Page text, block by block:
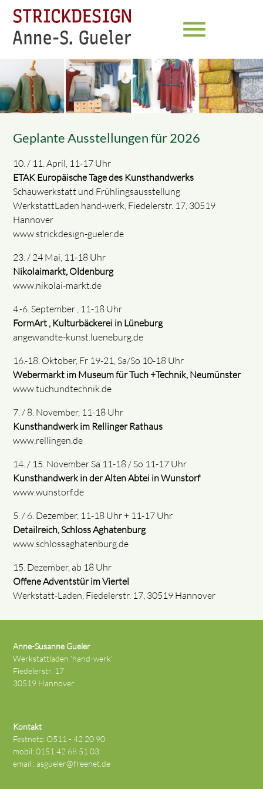
menu
Geplante Ausstellungen für 2026
10. / 11. April, 11-17 Uhr
ETAK Europäische Tage des Kunsthandwerks
Schauwerkstatt und Frühlingsausstellung
WerkstattLaden hand-werk, Fiedelerstr. 17, 30519
Hannover
www.strickdesign-gueler.de
23. / 24 Mai, 11-18 Uhr
Nikolaimarkt, Oldenburg
www.nikolai-markt.de
4.-6. September , 11-18 Uhr
FormArt , Kulturbäckerei in Lüneburg
angewandte-kunst.lueneburg.de
16.-18. Oktober, Fr 19-21, Sa/So 10-18 Uhr
Webermarkt im Museum für Tuch +Technik, Neumünster
www.tuchundtechnik.de
7. / 8. November, 11-18 Uhr
Kunsthandwerk im Rellinger Rathaus
www.rellingen.de
14. / 15. November Sa 11-18 / So 11-17 Uhr
Kunsthandwerk in der Alten Abtei in Wunstorf
www.wunstorf.de
5. / 6. Dezember, 11-18 Uhr + 11-17 Uhr
Detailreich, Schloss Aghatenburg
www.schlossaghatenburg.de
15. Dezember, ab 18 Uhr
Offene Adventstür im Viertel
Werkstatt-Laden, Fiedelerstr. 17, 30519 Hannover
Anne-Susanne Gueler
Werkstattladen 'hand-werk'
Fiedelerstr. 17
30519 Hannover
Kontakt
Festnetz: O511 - 42 20 90
mobil: 0151 42 68 51 03
email :asgueler@freenet.de